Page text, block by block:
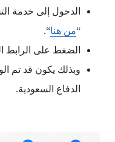
الدخول إلى خدمة
“من هنا“.
الضغط على الرابط
وبذلك يكون قد تم
الدفاع السعودية.